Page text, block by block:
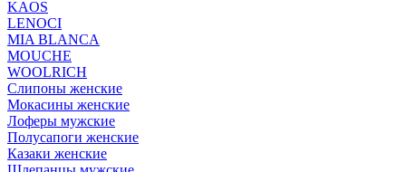
KAOS
LENOCI
MIA BLANCA
MOUCHE
WOOLRICH
Слипоны женские
Мокасины женские
Лоферы мужские
Полусапоги женские
Казаки женские